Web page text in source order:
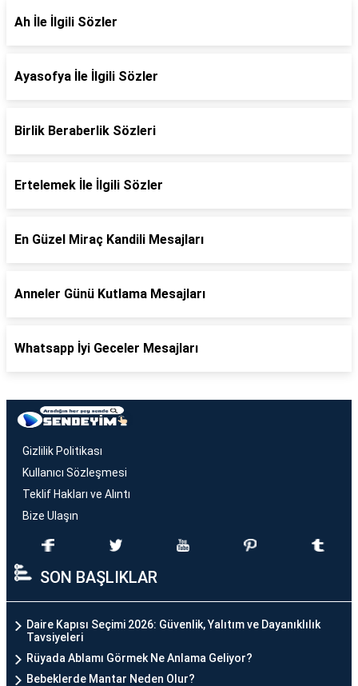
Ah İle İlgili Sözler
Ayasofya İle İlgili Sözler
Birlik Beraberlik Sözleri
Ertelemek İle İlgili Sözler
En Güzel Miraç Kandili Mesajları
Anneler Günü Kutlama Mesajları
Whatsapp İyi Geceler Mesajları
Gizlilik Politikası
Kullanıcı Sözleşmesi
Teklif Hakları ve Alıntı
Bize Ulaşın
SON BAŞLIKLAR
Daire Kapısı Seçimi 2026: Güvenlik, Yalıtım ve Dayanıklılık
Tavsiyeleri
Rüyada Ablamı Görmek Ne Anlama Geliyor?
Bebeklerde Mantar Neden Olur?